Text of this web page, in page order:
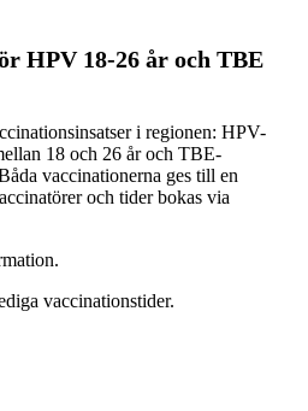
HPV 18-26 år och TBE
i regionen: HPV-
18 och 26 år och TBE-
vaccinationerna ges till en
och tider bokas via
vaccinationstider.